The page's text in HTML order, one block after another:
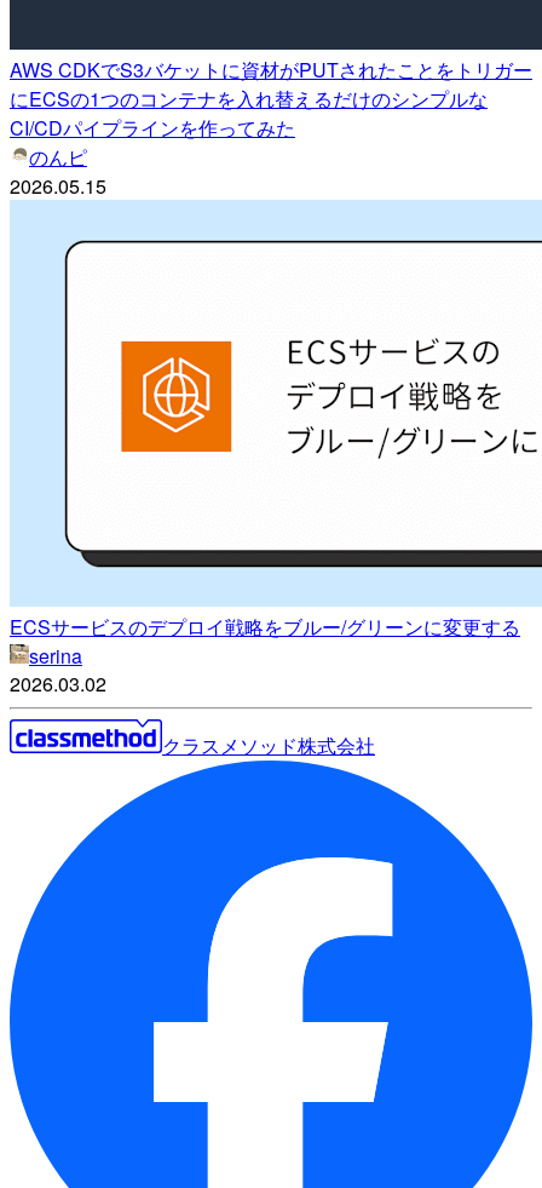
AWS CDKでS3バケットに資材がPUTされたことをトリガー
にECSの1つのコンテナを入れ替えるだけのシンプルな
CI/CDパイプラインを作ってみた
のんピ
2026.05.15
ECSサービスのデプロイ戦略をブルー/グリーンに変更する
serina
2026.03.02
クラスメソッド株式会社